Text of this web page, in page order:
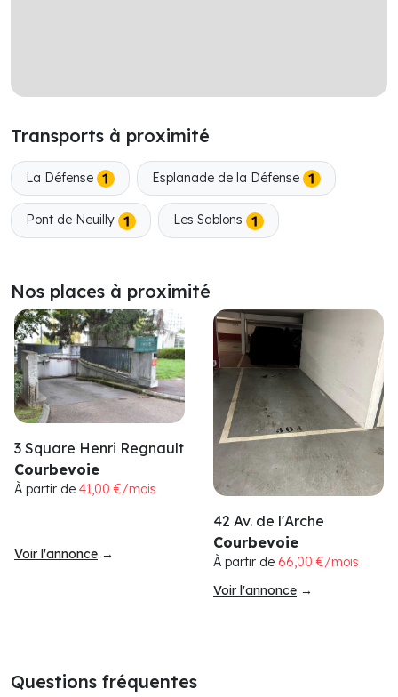
Transports à proximité
La Défense Esplanade de la Défense
Pont de Neuilly Les Sablons
Nos places à proximité
3 Square Henri Regnault
Courbevoie
À partir de 41,00 €/mois
Voir l'annonce →
42 Av. de l'Arche
Courbevoie
À partir de 66,00 €/mois
Voir l'annonce →
Questions fréquentes